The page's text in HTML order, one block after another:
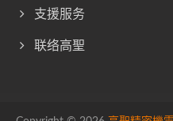
支援服务
联络高聖